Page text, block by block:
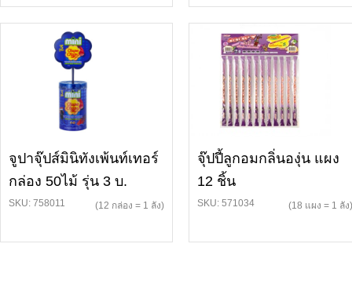
จูปาจุ๊ปส์มินิทังเพ้นท์เทอร์
กล่อง 50ไม้ รุ่น 3 บ.
SKU: 758011 (12 กล่อง = 1 ลัง)
จุ๊ปปี้ลูกอมกลิ่นองุ่น แผง
12 ชิ้น
SKU: 571034 (18 แผง = 1 ลัง)